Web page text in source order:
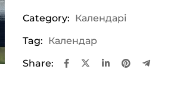
Category: Календарі
Tag: Календар
Share: